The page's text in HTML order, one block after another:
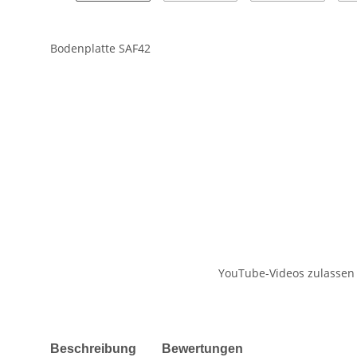
Bodenplatte SAF42
YouTube-Videos zulassen
weitere Registerkarten anzeigen
Beschreibung Bewertungen